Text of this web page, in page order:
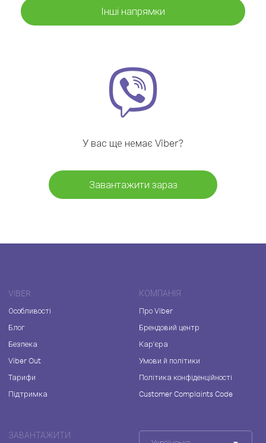
Інші напрямки
У вас ще немає Viber?
Завантажити зараз
VIBER
Особливості
Блог
Безпека
Viber Out
Тарифи
Підтримка
КОМПАНІЯ
Про Viber
Брендовий центр
Кар'єра
Умови й політики
Політика конфіденційності
Customer Complaints Code
ЗАВАНТАЖИТИ